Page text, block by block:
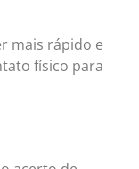
mais rápido e
físico para